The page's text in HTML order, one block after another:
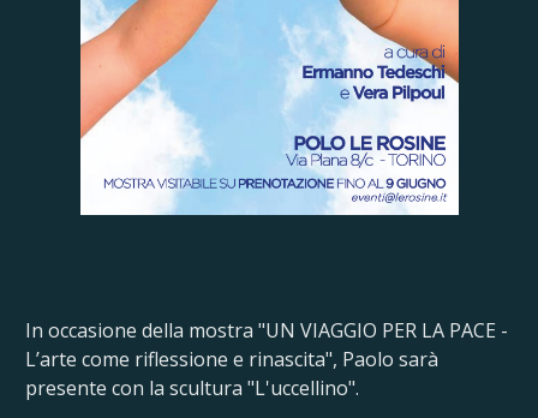
In occasione della mostra "UN VIAGGIO PER LA PACE -
L’arte come riflessione e rinascita", Paolo sarà
presente con la scultura "L'uccellino".